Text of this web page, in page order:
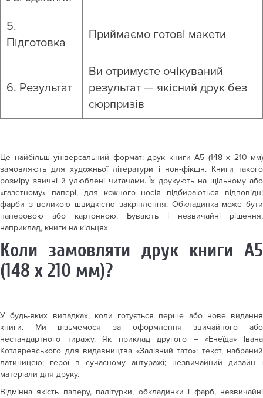
5.
Підготовка
Приймаємо готові макети
6. Результат
Ви отримуєте очікуваний
результат — якісний друк без
сюрпризів
Це найбільш універсальний формат: друк книги А5 (148 x 210 мм)
замовляють для художньої літератури і нон-фікшн. Книги такого
розміру звичні й улюблені читачами. Їх друкують на щільному або
«газетному» папері, для кожного носія підбираються відповідні
фарби з великою швидкістю закріплення. Обкладинка може бути
паперовою або картонною. Бувають і незвичайні рішення,
наприклад, книги на кільцях.
Коли замовляти друк книги А5
(148 x 210 мм)?
У будь-яких випадках, коли готується перше або нове видання
книги. Ми візьмемося за оформлення звичайного або
нестандартного тиражу. Як приклад другого – «Енеїда» Івана
Котляревського для видавництва «Залізний тато»: текст, набраний
латиницею; герої в сучасному антуражі; незвичайний дизайн і
матеріали для друку.
Відмінна якість паперу, палітурки, обкладинки і фарб, незвичайні